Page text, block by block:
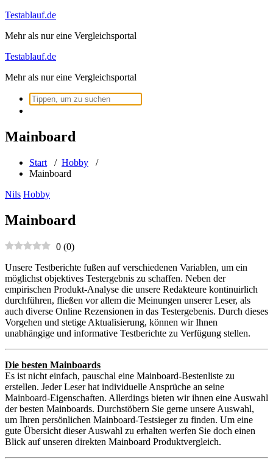
Zum
springen
Testablauf.de
Mehr als nur eine Vergleichsportal
Testablauf.de
Mehr als nur eine Vergleichsportal
Suchen
nach:
Mainboard
Start / Hobby /
Mainboard
Nils Hobby
Mainboard
0 (0)
Unsere Testberichte fußen auf verschiedenen Variablen, um ein
möglichst objektives Testergebnis zu schaffen. Neben der
empirischen Produkt-Analyse die unsere Redakteure kontinuirlich
durchführen, fließen vor allem die Meinungen unserer Leser, als
auch diverse Online Rezensionen in das Testergebenis. Durch dieses
Vorgehen und stetige Aktualisierung, können wir Ihnen
unabhängige und informative Testberichte zu Verfügung stellen.
Die besten Mainboards
Es ist nicht einfach, pauschal eine Mainboard-Bestenliste zu
erstellen. Jeder Leser hat individuelle Ansprüche an seine
Mainboard-Eigenschaften. Allerdings bieten wir ihnen eine Auswahl
der besten Mainboards. Durchstöbern Sie gerne unsere Auswahl,
um Ihren persönlichen Mainboard-Testsieger zu finden. Um eine
gute Übersicht dieser Auswahl zu erhalten werfen Sie doch einen
Blick auf unseren direkten Mainboard Produktvergleich.